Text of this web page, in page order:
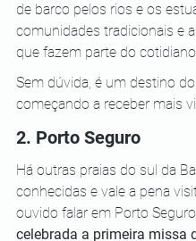
de barco pelos rios e os
comunidades tradicionais e
que fazem parte do
Sem dúvida, é um destino
começando a receber mais
2. Porto Seguro
Há outras praias do sul da
conhecidas e vale a pena
ouvido falar em Porto
celebrada a primeira missa